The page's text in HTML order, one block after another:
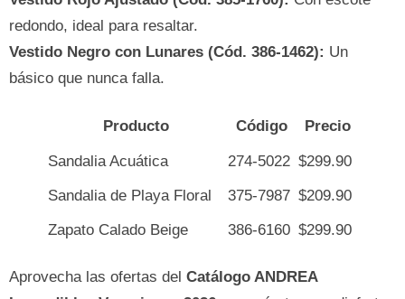
redondo, ideal para resaltar.
Vestido Negro con Lunares (Cód. 386-1462): Un
básico que nunca falla.
Producto Código Precio
Sandalia Acuática 274-5022 $299.90
Sandalia de Playa Floral
375-7987 $209.90
Zapato Calado Beige
386-6160 $299.90
Aprovecha las ofertas del Catálogo ANDREA